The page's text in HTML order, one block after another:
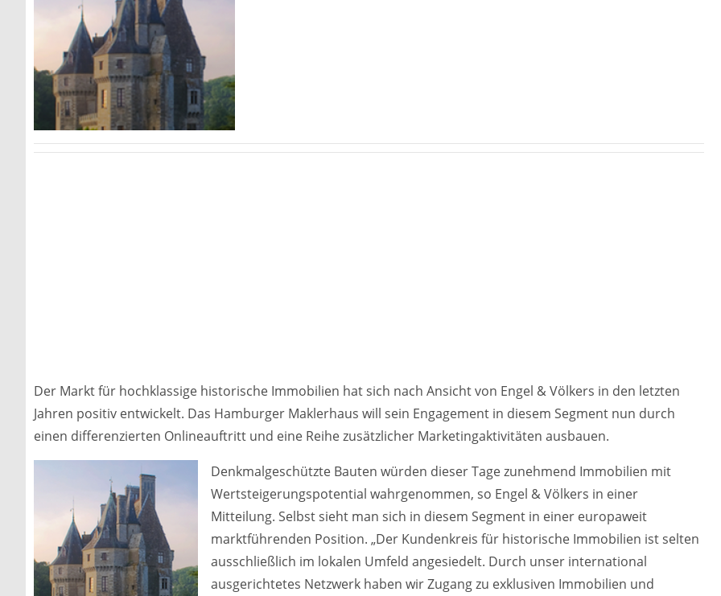
Der Markt für hochklassige historische Immobilien hat sich nach Ansicht von Engel & Völkers in den letzten
Jahren positiv entwickelt. Das Hamburger Maklerhaus will sein Engagement in diesem Segment nun durch
einen differenzierten Onlineauftritt und eine Reihe zusätzlicher Marketingaktivitäten ausbauen.
Denkmalgeschützte Bauten würden dieser Tage zunehmend Immobilien mit
Wertsteigerungspotential wahrgenommen, so Engel & Völkers in einer
Mitteilung. Selbst sieht man sich in diesem Segment in einer europaweit
marktführenden Position. „Der Kundenkreis für historische Immobilien ist selten
ausschließlich im lokalen Umfeld angesiedelt. Durch unser international
ausgerichtetes Netzwerk haben wir Zugang zu exklusiven Immobilien und